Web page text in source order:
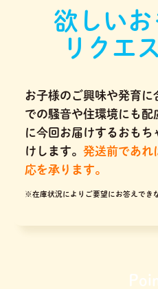
欲しい
リクエ
お子様のご興味や発育
での騒音や住環境にも
に今回お届けするおも
けします。 発送前であれ
応を承ります。
※在庫状況によりご要望にお答えでき